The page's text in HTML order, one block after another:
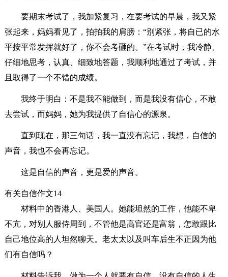
要期末考试了，我加紧复习，在要考试的早晨，我又紧
张起来，妈妈看见了，拍拍我的肩膀：“别紧张，将自已的水
平按平常发挥就好了，你不会考砸的。”在考试时，我冷静、
仔细地思考，认真、细致地答题，我顺利地通过了考试，并
且取得了一个不错的成绩。
我终于明白：不是我不能做到，而是我没有信心，不敢
去尝试，而妈妈，她为我提供了自信心的源泉。
直到现在，那三句话，我一直没有忘记，我想，自信的
声音，我也不会再忘记。
这是自信的声音，更是爱的声音。
有关自信作文14
材料中的香港人、美国人。她能坦然的工作，他能不卑
不亢，对别人服侍周到，不管他是高官还是富翁，怎敢跟比
自己地位高的人坦然聊天。老太太以及叫车后生不正因为他
们有自信吗？